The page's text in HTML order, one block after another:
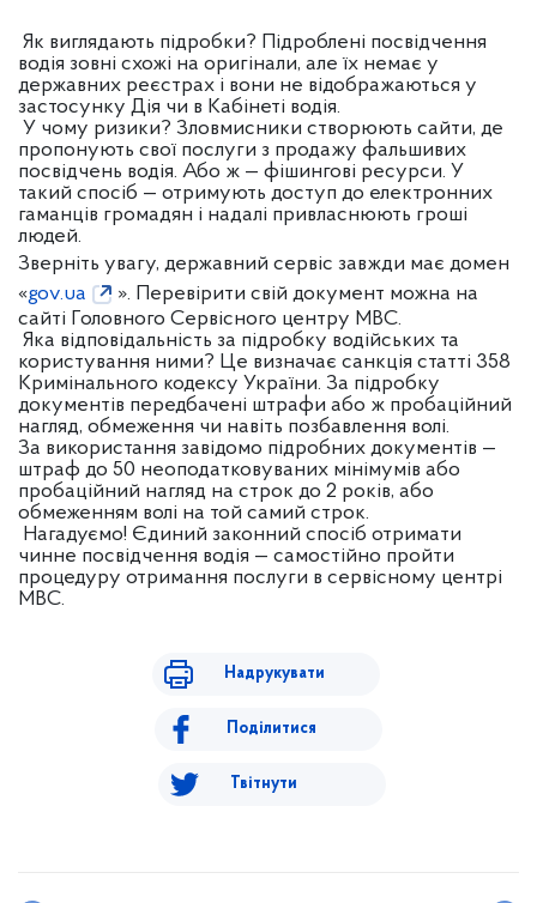
Як виглядають підробки? Підроблені посвідчення
водія зовні схожі на оригінали, але їх немає у
державних реєстрах і вони не відображаються у
застосунку Дія чи в Кабінеті водія.
У чому ризики? Зловмисники створюють сайти, де
пропонують свої послуги з продажу фальшивих
посвідчень водія. Або ж — фішингові ресурси. У
такий спосіб — отримують доступ до електронних
гаманців громадян і надалі привласнюють гроші
людей.
Зверніть увагу, державний сервіс завжди має домен
«gov.ua
». Перевірити свій документ можна на
сайті Головного Сервісного центру МВС.
Яка відповідальність за підробку водійських та
користування ними? Це визначає санкція статті 358
Кримінального кодексу України. За підробку
документів передбачені штрафи або ж пробаційний
нагляд, обмеження чи навіть позбавлення волі.
За використання завідомо підробних документів —
штраф до 50 неоподатковуваних мінімумів або
пробаційний нагляд на строк до 2 років, або
обмеженням волі на той самий строк.
Нагадуємо! Єдиний законний спосіб отримати
чинне посвідчення водія — самостійно пройти
процедуру отримання послуги в сервісному центрі
МВС.
Надрукувати
Поділитися
Твітнути